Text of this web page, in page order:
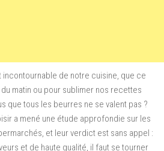
de notre cuisine, que ce
matin ou pour sublimer nos recettes
que tous les beurres ne se valent pas ?
a mené une étude approfondie sur les
et leur verdict est sans appel :
et de haute qualité, il faut se tourner